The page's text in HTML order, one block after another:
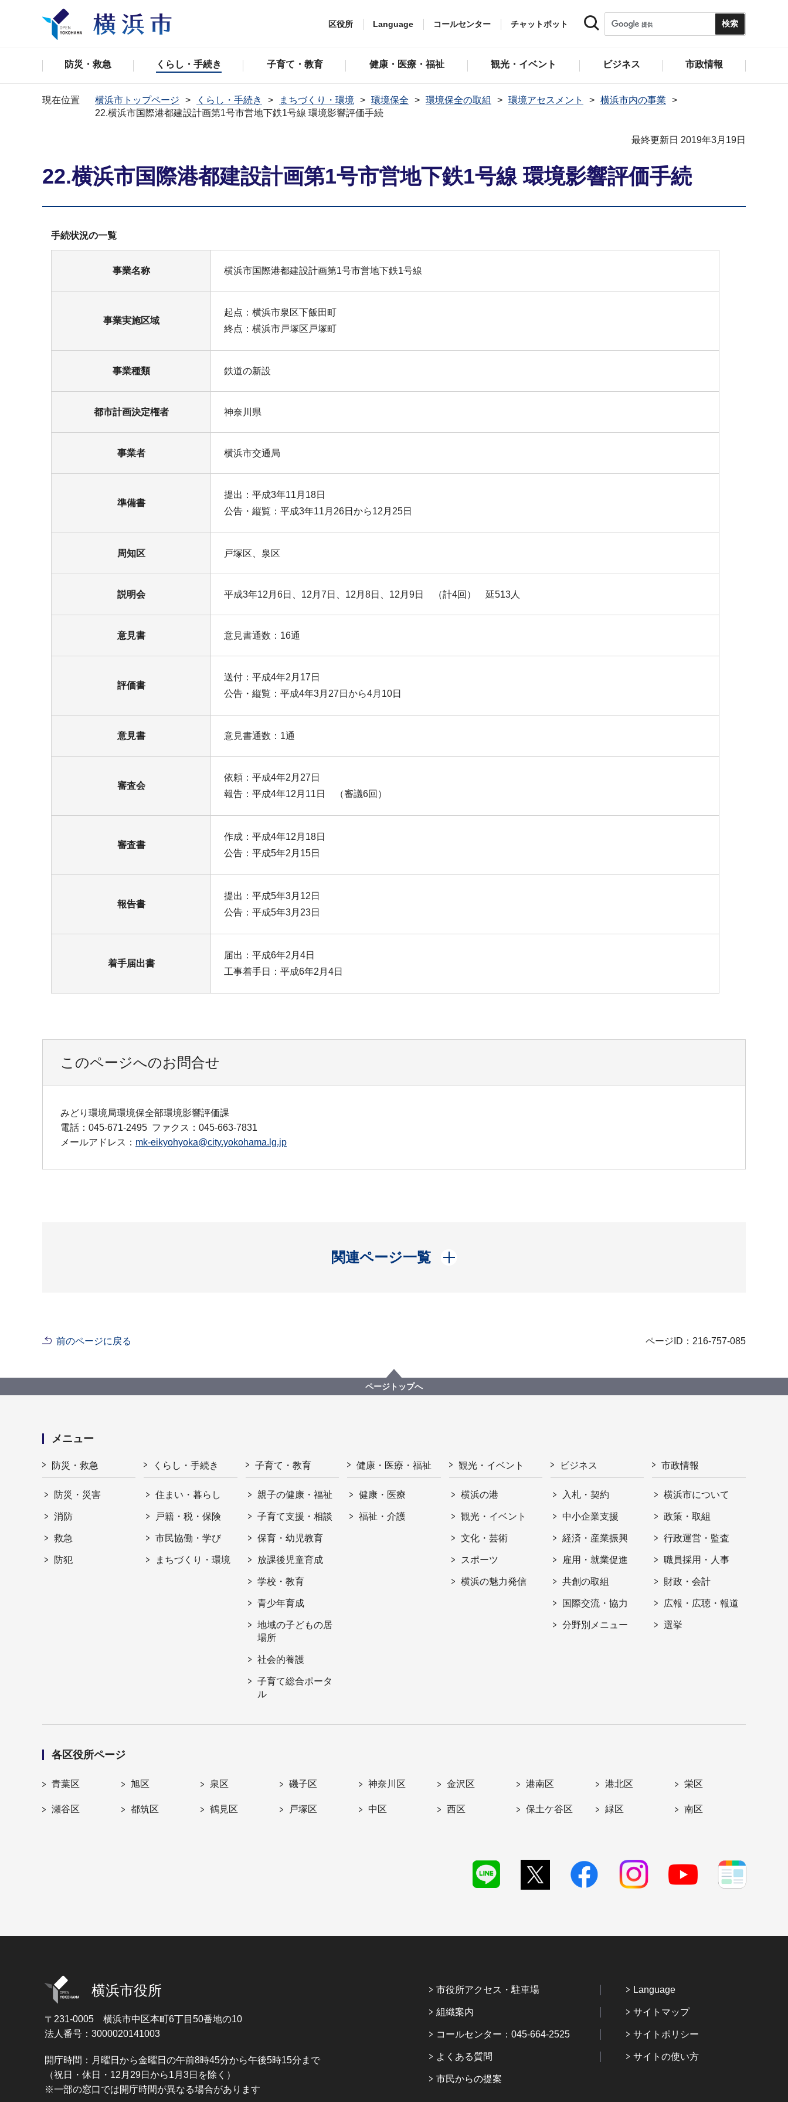
区役所 Language コールセンター チャットボット
防災・救急 くらし・手続き 子育て・教育 健康・医療・福祉 観光・イベント ビジネス 市政情報
現在位置 横浜市トップページ くらし・手続き まちづくり・環境 環境保全 環境保全の取組 環境アセスメント
横浜市内の事業
22.横浜市国際港都建設計画第1号市営地下鉄1号線 環境影響評価手続
最終更新日 2019年3月19日
22.横浜市国際港都建設計画第1号市営地下鉄1号線 環境影響評価手続
手続状況の一覧
事業名称 横浜市国際港都建設計画第1号市営地下鉄1号線
事業実施区域
起点：横浜市泉区下飯田町
終点：横浜市戸塚区戸塚町
事業種類 鉄道の新設
都市計画決定権者 神奈川県
事業者 横浜市交通局
準備書
提出：平成3年11月18日
公告・縦覧：平成3年11月26日から12月25日
周知区 戸塚区、泉区
説明会 平成3年12月6日、12月7日、12月8日、12月9日 （計4回） 延513人
意見書 意見書通数：16通
評価書
送付：平成4年2月17日
公告・縦覧：平成4年3月27日から4月10日
意見書 意見書通数：1通
審査会
依頼：平成4年2月27日
報告：平成4年12月11日 （審議6回）
審査書
作成：平成4年12月18日
公告：平成5年2月15日
報告書
提出：平成5年3月12日
公告：平成5年3月23日
着手届出書
届出：平成6年2月4日
工事着手日：平成6年2月4日
このページへのお問合せ
みどり環境局環境保全部環境影響評価課
電話：045-671-2495 ファクス：045-663-7831
メールアドレス： mk-eikyohyoka@city.yokohama.lg.jp
関連ページ一覧
開く
前のページに戻る ページID：216-757-085
ページトップへ
メニュー
防災・救急
防災・災害
消防
救急
防犯
くらし・手続き
住まい・暮らし
戸籍・税・保険
市民協働・学び
まちづくり・環境
子育て・教育
親子の健康・福祉
子育て支援・相談
保育・幼児教育
放課後児童育成
学校・教育
青少年育成
地域の子どもの居
場所
社会的養護
子育て総合ポータ
ル
健康・医療・福祉
健康・医療
福祉・介護
観光・イベント
横浜の港
観光・イベント
文化・芸術
スポーツ
横浜の魅力発信
ビジネス
入札・契約
中小企業支援
経済・産業振興
雇用・就業促進
共創の取組
国際交流・協力
分野別メニュー
市政情報
横浜市について
政策・取組
行政運営・監査
職員採用・人事
財政・会計
広報・広聴・報道
選挙
各区役所ページ
青葉区 旭区 泉区 磯子区 神奈川区 金沢区 港南区 港北区 栄区
瀬谷区 都筑区 鶴見区 戸塚区 中区 西区 保土ケ谷区 緑区 南区
横浜市役所
〒231-0005 横浜市中区本町6丁目50番地の10
法人番号：3000020141003
開庁時間：月曜日から金曜日の午前8時45分から午後5時15分まで
（祝日・休日・12月29日から1月3日を除く）
※一部の窓口では開庁時間が異なる場合があります
市役所アクセス・駐車場
組織案内
コールセンター：045-664-2525
よくある質問
市民からの提案
Language
サイトマップ
サイトポリシー
サイトの使い方